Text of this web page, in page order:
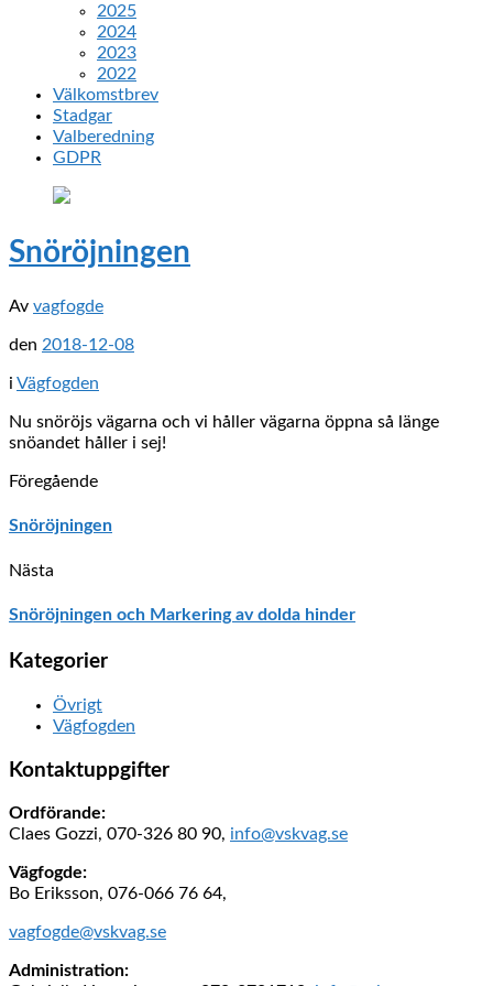
2025
2024
2023
2022
Välkomstbrev
Stadgar
Valberedning
GDPR
Snöröjningen
Av vagfogde
den 2018-12-08
i Vägfogden
Nu snöröjs vägarna och vi håller vägarna öppna så länge
snöandet håller i sej!
Föregående
Snöröjningen
Nästa
Snöröjningen och Markering av dolda hinder
Kategorier
Övrigt
Vägfogden
Kontaktuppgifter
Ordförande:
Claes Gozzi, 070-326 80 90, info@vskvag.se
Vägfogde:
Bo Eriksson, 076-066 76 64,
vagfogde@vskvag.se
Administration: